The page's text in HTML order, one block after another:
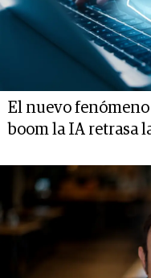
El nuevo
boom la IA retrasa